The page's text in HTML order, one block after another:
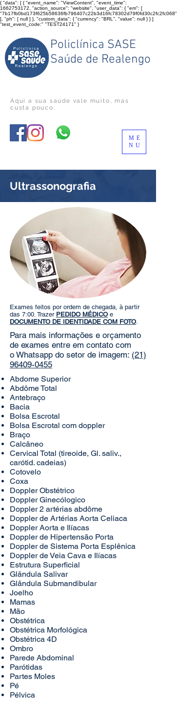
{ "data": [ { "event_name": "ViewContent", "event_time":
1662753172, "action_source": "website", "user_data": { "em": [
"7b17fb0bd173f625b58636fb796407c22b3d16fc78302d79f0fd30c2fc2fc068"
], "ph": [ null ] }, "custom_data": { "currency": "BRL", "value": null } } ]
"test_event_code:" "TEST24171" }
Policlínica SASE
Saúde de Realengo
Aqui a sua saúde vale muito , mas
custa pouco.
ME
NU
Ultrassonografia
Exames feitos por ordem de chegada, à partir
das 7:00. Trazer PEDIDO MÉDICOe
DOCUMENTO DE IDENTIDADE COM FOTO.
Para mais informações e orçamento
de exames entre em contato com
o Whatsapp do setor de imagem: (21)
96409-0455
Abdome Superior
Abdôme Total
Antebraço
Bacia
Bolsa Escrotal
Bolsa Escrotal com doppler
Braço
Calcâneo
Cervical Total (tireoide, Gl. saliv.,
carótid. cadeias)
Cotovelo
Coxa
Doppler Obstétrico
Doppler Ginecólogico
Doppler 2 artérias abdôme
Doppler de Artérias Aorta Celiaca
Doppler Aorta e Ilíacas
Doppler de Hipertensão Porta
Doppler de Sistema Porta Esplênica
Doppler de Veia Cava e Ilíacas
Estrutura Superficial
Glândula Salivar
Glândula Submandibular
Joelho
Mamas
Mão
Obstétrica
Obstétrica Morfológica
Obstétrica 4D
Ombro
Parede Abdominal
Parótidas
Partes Moles
Pé
Pélvica